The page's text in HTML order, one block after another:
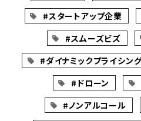
#スタートアップ企業
#スムーズビズ
#ダイナミックプライシン
#ドローン
#ノンアルコール